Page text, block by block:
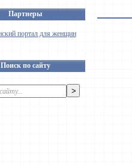
Партнеры
Поиск по сайту